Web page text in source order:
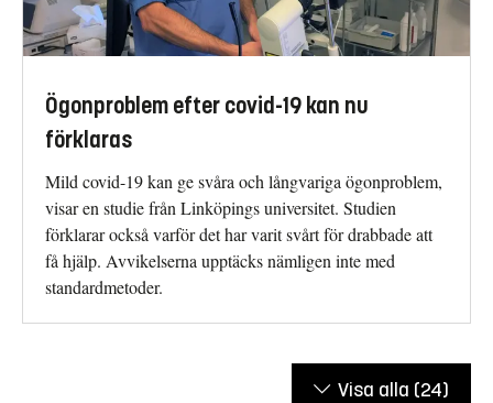
Ögonproblem efter covid-19 kan nu
förklaras
Mild covid-19 kan ge svåra och långvariga ögonproblem,
visar en studie från Linköpings universitet. Studien
förklarar också varför det har varit svårt för drabbade att
få hjälp. Avvikelserna upptäcks nämligen inte med
standardmetoder.
Visa alla (24)